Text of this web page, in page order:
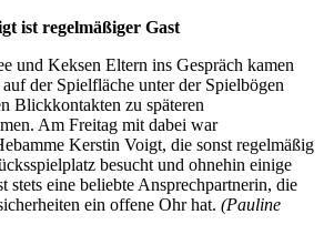
ist regelmäßiger Gast
und Keksen Eltern ins Gespräch kamen
der Spielfläche unter der Spielbögen
Blickkontakten zu späteren
Am Freitag mit dabei war
Kerstin Voigt, die sonst regelmäßig
besucht und ohnehin einige
stets eine beliebte Ansprechpartnerin, die
ein offene Ohr hat. (Pauline